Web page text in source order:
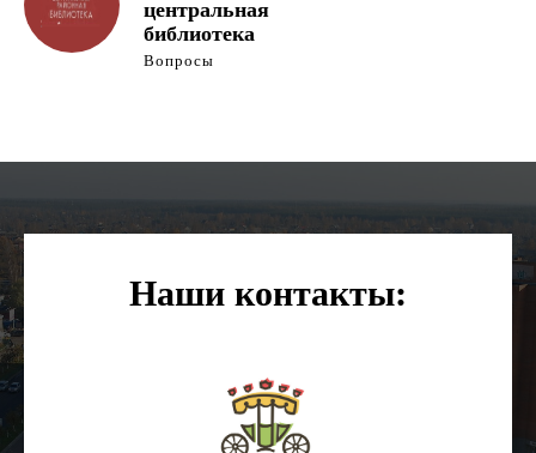
центральная
библиотека
Вопросы
Наши контакты: